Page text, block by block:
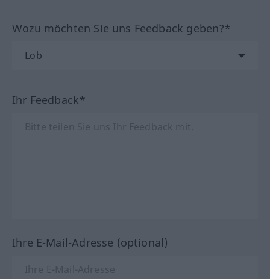
Wozu möchten Sie uns Feedback geben?*
Ihr Feedback*
Ihre E-Mail-Adresse (optional)